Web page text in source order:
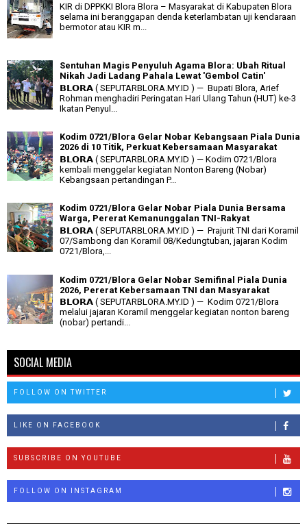
KIR di DPPKKI Blora Blora – Masyarakat di Kabupaten Blora
selama ini beranggapan denda keterlambatan uji kendaraan
bermotor atau KIR m...
Sentuhan Magis Penyuluh Agama Blora: Ubah Ritual
Nikah Jadi Ladang Pahala Lewat 'Gembol Catin'
𝗕𝗟𝗢𝗥𝗔 ( SEPUTARBLORA.MY.ID ) — Bupati Blora, Arief
Rohman menghadiri Peringatan Hari Ulang Tahun (HUT) ke-3
Ikatan Penyul...
Kodim 0721/Blora Gelar Nobar Kebangsaan Piala Dunia
2026 di 10 Titik, Perkuat Kebersamaan Masyarakat
𝗕𝗟𝗢𝗥𝗔 ( SEPUTARBLORA.MY.ID ) — Kodim 0721/Blora
kembali menggelar kegiatan Nonton Bareng (Nobar)
Kebangsaan pertandingan P...
Kodim 0721/Blora Gelar Nobar Piala Dunia Bersama
Warga, Pererat Kemanunggalan TNI-Rakyat
𝗕𝗟𝗢𝗥𝗔 ( SEPUTARBLORA.MY.ID ) — Prajurit TNI dari Koramil
07/Sambong dan Koramil 08/Kedungtuban, jajaran Kodim
0721/Blora,...
Kodim 0721/Blora Gelar Nobar Semifinal Piala Dunia
2026, Pererat Kebersamaan TNI dan Masyarakat
𝗕𝗟𝗢𝗥𝗔 ( SEPUTARBLORA.MY.ID ) — Kodim 0721/Blora
melalui jajaran Koramil menggelar kegiatan nonton bareng
(nobar) pertandi...
SOCIAL MEDIA
FOLLOW ON TWITTER
LIKE ON FACEBOOK
SUBSCRIBE ON YOUTUBE
FOLLOW ON INSTAGRAM